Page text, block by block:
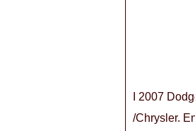
I 2007
/Chrysler.